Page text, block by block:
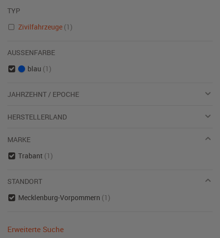
TYP
Zivilfahrzeuge (1)
AUSSENFARBE
blau (1)
JAHRZEHNT / EPOCHE
HERSTELLERLAND
MARKE
Trabant (1)
STANDORT
Mecklenburg-Vorpommern (1)
Erweiterte Suche